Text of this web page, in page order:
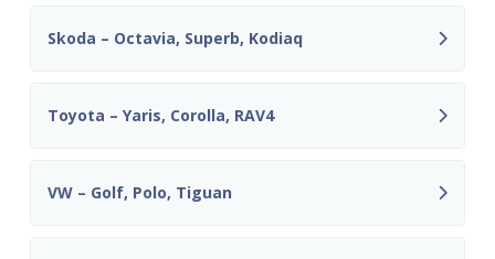
Skoda – Octavia, Superb, Kodiaq
Toyota – Yaris, Corolla, RAV4
VW – Golf, Polo, Tiguan